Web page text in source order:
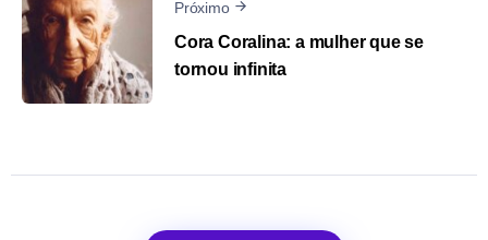
Próximo
Cora Coralina: a mulher que se
tornou infinita